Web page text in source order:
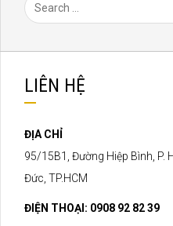
LIÊN HỆ
ĐỊA CHỈ
95/15B1, Đường Hiệp Bình, P.
Đức, TP.HCM
ĐIỆN THOẠI: 0908 92 82 39